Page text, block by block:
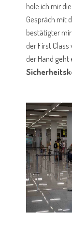
hole ich mir
Gespräch mit
bestätigter mir
der First
der Hand geht